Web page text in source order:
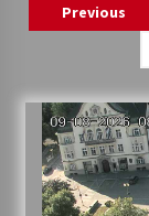
Navigace
příspěvky
Previous